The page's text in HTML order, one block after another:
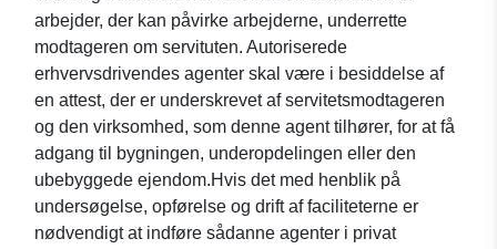
arbejder, der kan påvirke arbejderne, underrette
modtageren om servituten. Autoriserede
erhvervsdrivendes agenter skal være i besiddelse af
en attest, der er underskrevet af servitetsmodtageren
og den virksomhed, som denne agent tilhører, for at få
adgang til bygningen, underopdelingen eller den
ubebyggede ejendom.Hvis det med henblik på
undersøgelse, opførelse og drift af faciliteterne er
nødvendigt at indføre sådanne agenter i privat